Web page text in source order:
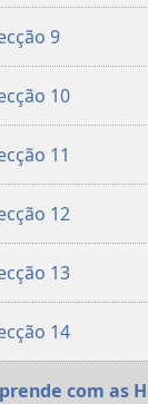
9
10
11
12
13
14
com as